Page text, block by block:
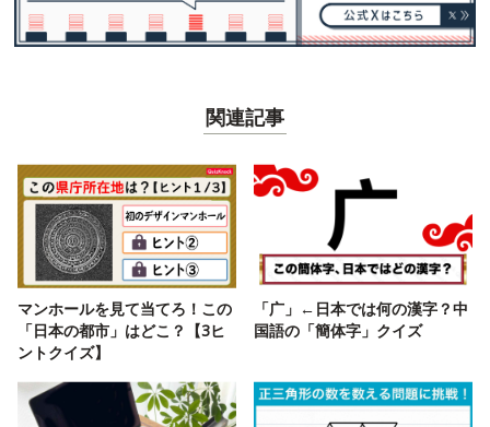
関連記事
マンホールを見て当てろ！この
「日本の都市」はどこ？【3ヒ
ントクイズ】
「广」←日本では何の漢字？中
国語の「簡体字」クイズ